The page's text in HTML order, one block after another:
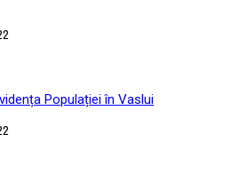
Populației în Vaslui